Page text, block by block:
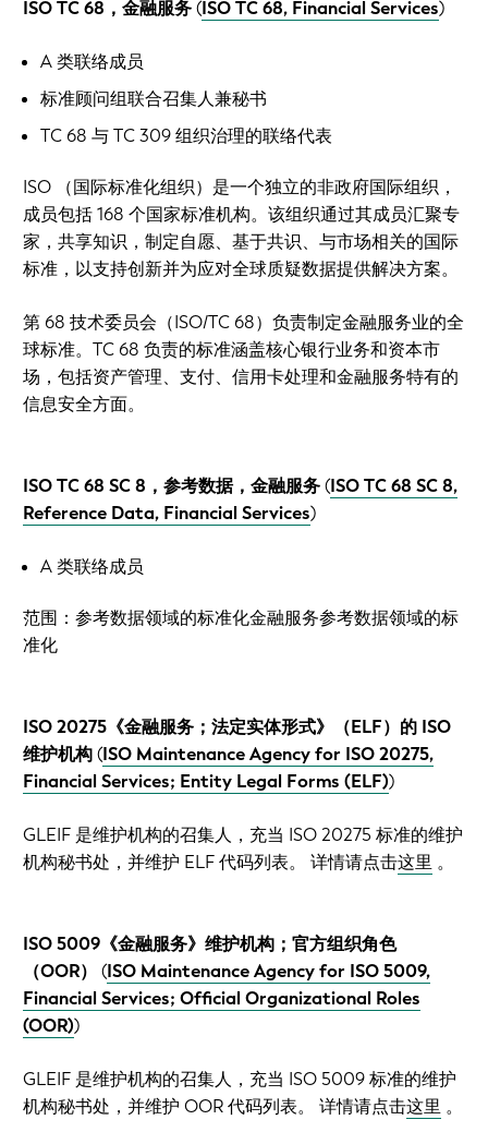
ISO TC 68，金融服务(ISO TC 68, Financial Services)
A 类联络成员
标准顾问组联合召集人兼秘书
TC 68 与 TC 309 组织治理的联络代表
ISO （国际标准化组织）是一个独立的非政府国际组织，
成员包括 168 个国家标准机构。该组织通过其成员汇聚专
家，共享知识，制定自愿、基于共识、与市场相关的国际
标准，以支持创新并为应对全球质疑数据提供解决方案。
第 68 技术委员会（ISO/TC 68）负责制定金融服务业的全
球标准。TC 68 负责的标准涵盖核心银行业务和资本市
场，包括资产管理、支付、信用卡处理和金融服务特有的
信息安全方面。
ISO TC 68 SC 8，参考数据，金融服务(ISO TC 68 SC 8,
Reference Data, Financial Services)
A 类联络成员
范围：参考数据领域的标准化金融服务参考数据领域的标
准化
ISO 20275《金融服务；法定实体形式》（ELF）的 ISO
维护机构(ISO Maintenance Agency for ISO 20275,
Financial Services; Entity Legal Forms (ELF))
GLEIF 是维护机构的召集人，充当 ISO 20275 标准的维护
机构秘书处，并维护 ELF 代码列表。 详情请点击这里 。
ISO 5009《金融服务》维护机构；官方组织角色
（OOR）
(ISO Maintenance Agency for ISO 5009,
Financial Services; Official Organizational Roles
(OOR))
GLEIF 是维护机构的召集人，充当 ISO 5009 标准的维护
机构秘书处，并维护 OOR 代码列表。 详情请点击这里 。